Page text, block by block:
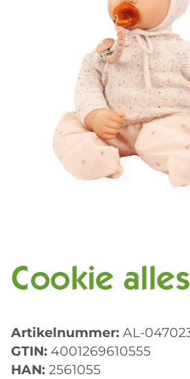
Cookie
Artikelnummer: AL-
GTIN: 4001269610555
HAN: 2561055